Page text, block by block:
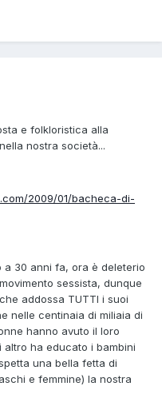
e folkloristica alla
nostra società...
2009/01/bacheca-di-
a 30 anni fa, ora è deleterio
sessista, dunque
addossa TUTTI i suoi
nelle centinaia di miliaia di
hanno avuto il loro
ha educato i bambini
una bella fetta di
e femmine) la nostra